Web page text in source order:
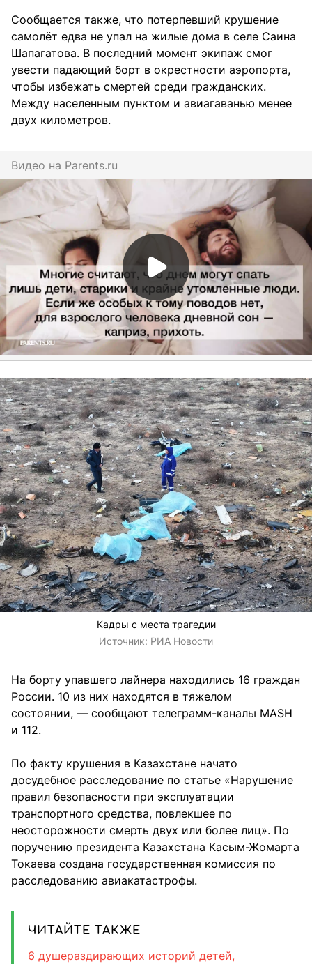
Сообщается также, что потерпевший крушение
самолёт едва не упал на жилые дома в селе Саина
Шапагатова. В последний момент экипаж смог
увести падающий борт в окрестности аэропорта,
чтобы избежать смертей среди гражданских.
Между населенным пунктом и авиагаванью менее
двух километров.
Видео на parents.ru
Кадры с места трагедии
Источник: РИА Новости
На борту упавшего лайнера находились 16 граждан
России. 10 из них находятся в тяжелом
состоянии, — сообщают телеграмм-каналы MASH
и 112.
По факту крушения в Казахстане начато
досудебное расследование по статье «Нарушение
правил безопасности при эксплуатации
транспортного средства, повлекшее по
неосторожности смерть двух или более лиц». По
поручению президента Казахстана Касым-Жомарта
Токаева создана государственная комиссия по
расследованию авиакатастрофы.
ЧИТАЙТЕ ТАКЖЕ
6 душераздирающих историй детей,